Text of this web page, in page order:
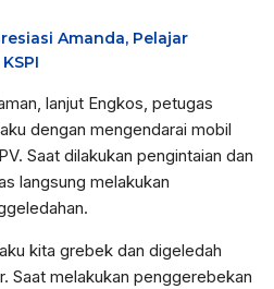
Amanda, Pelajar
lanjut Engkos, petugas
dengan mengendarai mobil
Saat dilakukan pengintaian dan
langsung melakukan
kita grebek dan digeledah
Saat melakukan penggerebekan